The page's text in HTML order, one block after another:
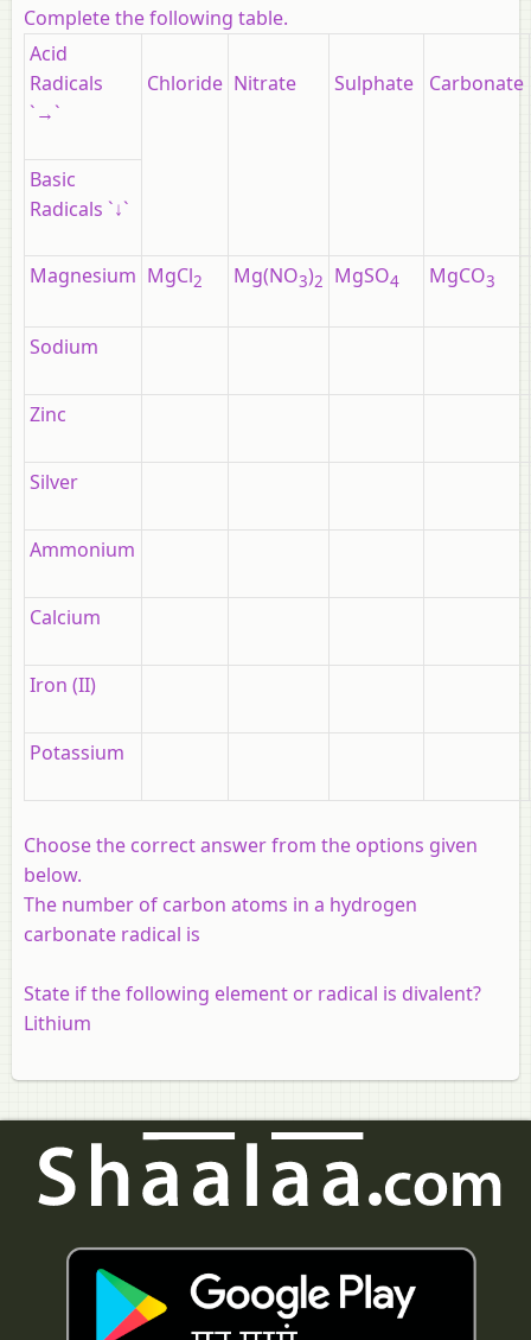
Complete the following table.
Acid
Radicals
`→`
Chloride Nitrate Sulphate Carbonate
Basic
Radicals `↓`
Magnesium MgCl2 Mg(NO3)2 MgSO4 MgCO3
Sodium
Zinc
Silver
Ammonium
Calcium
Iron (II)
Potassium
Choose the correct answer from the options given
below.
The number of carbon atoms in a hydrogen
carbonate radical is
State if the following element or radical is divalent?
Lithium